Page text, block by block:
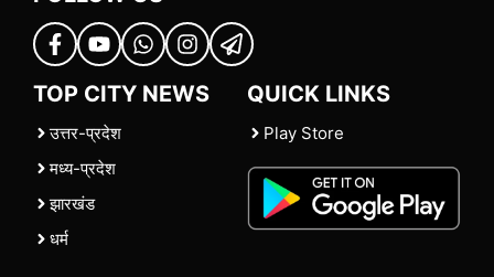
TOP CITY NEWS
उत्तर-प्रदेश
मध्य-प्रदेश
झारखंड
धर्म
QUICK LINKS
Play Store